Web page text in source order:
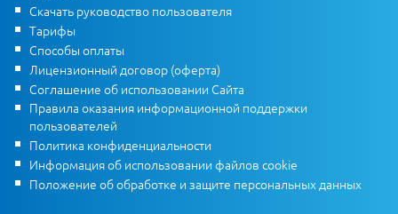
Скачать руководство пользователя
Тарифы
Способы оплаты
Лицензионный договор (оферта)
Соглашение об использовании Сайта
Правила оказания информационной поддержки
пользователей
Политика конфиденциальности
Информация об использовании файлов cookie
Положение об обработке и защите персональных данных